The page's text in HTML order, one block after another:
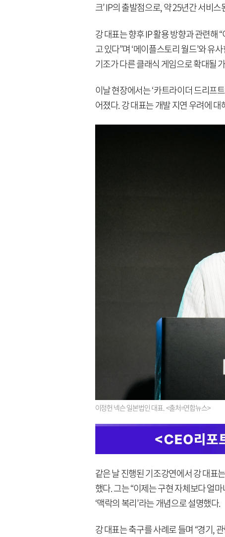
크’ IP의 출발점으로, 약 25년간 서비
강 대표는 향후 IP 활용 방향과 관련해
고 있다”며 ‘메이플스토리 월드’와 유
기조가 다른 클래식 게임으로 확대될
이날 현장에서는 ‘카트라이더 드리프
어졌다. 강 대표는 개발 지연 우려에
이정헌 넥슨 일본법인 대표. <출처=연합뉴스>
같은 날 진행된 기조강연에서 강 대표
했다. 그는 “이제는 구현 자체보다 얼
‘맥락의 복리’라는 개념으로 설명했다.
강 대표는 축구를 사례로 들며 “경기,